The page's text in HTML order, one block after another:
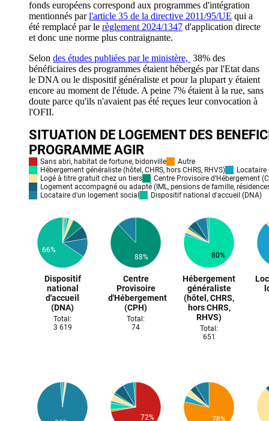
fonds européens correspond aux programmes d'intégration
mentionnés parl'article 35 de la directive 2011/95/UE qui a
été remplacé par le règlement 2024/1347 d'application directe
et donc une norme plus contraignante.
Selon des études publiées par le ministère, 38% des
bénéficiaires des programmes étaient hébergés par l'Etat dans
le DNA ou le dispositif généraliste et pour la plupart y étaient
encore au moment de l'étude. A peine 7% étaient à la rue, sans
doute parce qu'ils n'avaient pas été reçues leur convocation à
l'OFII.